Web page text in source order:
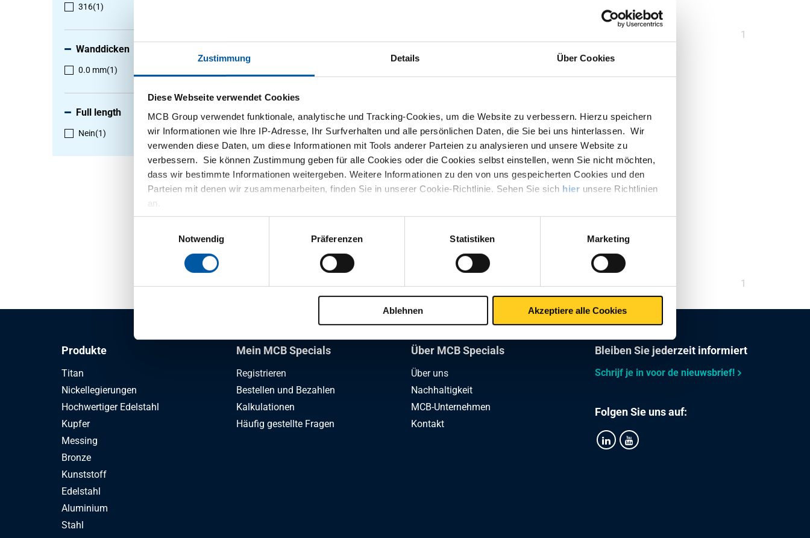
Zustimmung Details Über Cookies
Diese Webseite verwendet Cookies
MCB Group verwendet funktionale, analytische und Tracking-Cookies, um die Website zu verbessern. Hierzu speichern
wir Informationen wie Ihre IP-Adresse, Ihr Surfverhalten und alle persönlichen Daten, die Sie bei uns hinterlassen. Wir
verwenden diese Daten, um diese Informationen mit Tools anderer Parteien zu analysieren und unsere Website zu
verbessern. Sie können Zustimmung geben für alle Cookies oder die Cookies selbst einstellen, wenn Sie nicht möchten,
dass wir bestimmte Informationen weitergeben. Weitere Informationen zu den von uns gespeicherten Cookies und den
Parteien mit denen wir zusammenarbeiten, finden Sie in unserer Cookie-Richtlinie. Sehen Sie sich hier unsere Richtlinien
an.
Notwendig
Präferenzen Statistiken Marketing
Ablehnen Akzeptiere alle Cookies
316(1)
Wanddicken
0.0 mm(1)
Full length
Nein(1)
Sie
1
Sechskantkappe AISI 316
(1.4401) rostfrei BSP
1-1von1
Sie
1
Produkte
Titan
Nickellegierungen
Hochwertiger Edelstahl
Kupfer
Messing
Bronze
Kunststoff
Edelstahl
Aluminium
Stahl
Mein MCB Specials
Registrieren
Bestellen und Bezahlen
Kalkulationen
Häufig gestellte Fragen
Über MCB Specials
Über uns
Nachhaltigkeit
MCB-Unternehmen
Kontakt
Bleiben Sie jederzeit informiert
Schrijf je in voor de nieuwsbrief!
Folgen Sie uns auf: